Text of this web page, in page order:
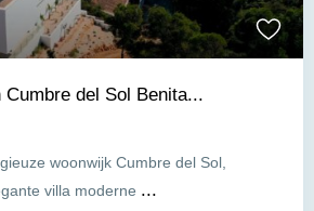
Cumbre del Sol Benita...
woonwijk Cumbre del Sol,
villa moderne ...